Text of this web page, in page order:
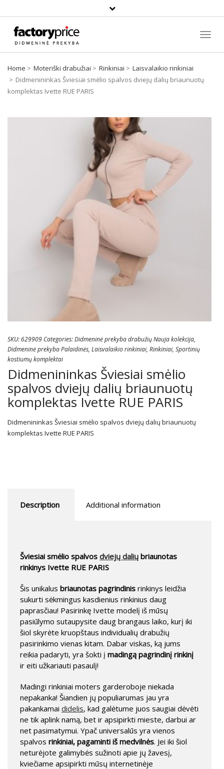
Paieška
Home Moteriški drabužiai Rinkiniai
Laisvalaikio rinkiniai
Didmenininkas Šviesiai smėlio spalvos dviejų dalių briaunuotų
komplektas Ivette RUE PARIS
SKU:629909 Categories:Didmeninė prekyba drabužių Nauja kolekcija,
Didmeninė prekyba Palaidinės, Laisvalaikio rinkiniai, Rinkiniai, Sportinių
kostiumų komplektai
Didmenininkas Šviesiai smėlio
spalvos dviejų dalių briaunuotų
komplektas Ivette RUE PARIS
Didmenininkas Šviesiai smėlio spalvos dviejų dalių briaunuotų
komplektas Ivette RUE PARIS
Description Additional information
Šviesiai smėlio spalvos dviejų dalių briaunotas
rinkinys Ivette RUE PARIS
Šis unikalus briaunotas pagrindinis rinkinys leidžia
sukurti sėkmingus kasdienius rinkinius daug
paprasčiau! Pasirinkę Ivette modelį iš mūsų
pasiūlymo sutaupysite daug brangaus laiko, kurį iki
šiol skyrėte kruopštaus individualių drabužių
pasirinkimo vienas kitam. Dabar viskas, ką jums
reikia padaryti, yra šokti į madingą pagrindinį rinkinį
ir eiti užkariauti pasaulį!
Madingi rinkiniai moters garderoboje niekada
nepakanka! Šiandien jų populiarumas jau yra
pakankamai didelis, kad galėtume juos saugiai dėvėti
ne tik aplink namą, bet ir apsipirkti mieste, darbui ar
net pasimatymui. Ypač universalūs yra vienos
spalvos rinkiniai, pagaminti iš medvilnės. Jei iki šiol
neturėjote galimybės sužinoti apie jų žavesį,
kviečiame apsipirkti mūsų internetinėje